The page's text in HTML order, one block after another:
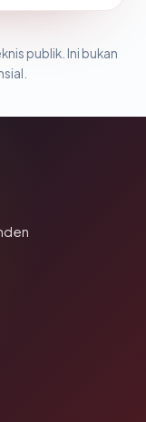
publik. Ini bukan